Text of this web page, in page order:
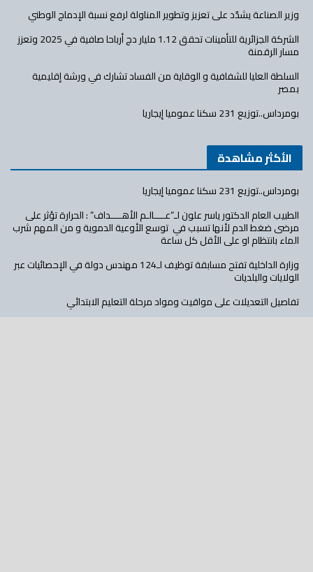
وزير الصناعة يشدّد على تعزيز وتطوير المناولة لرفع نسبة الإدماج الوطني
الشركة الجزائرية للتأمينات تحقق 1.12 مليار دج أرباحا صافية في 2025 وتعزز
مسار الرقمنة
السلطة العليا للشفافية و الوقاية من الفساد تشارك في ورشة إقليمية
بمصر
بومرداس..توزيع 231 سكنا عموميا إيجاريا
الأكثر مشاهدة
بومرداس..توزيع 231 سكنا عموميا إيجاريا
الطبيب العام الدكتور ياسر علون لـ”عــــالـم الأهــــداف” : الحرارة تؤثر على
مرضى ضغط الدم لأنها تسبب في توسع الأوعية الدموية و من المهم شرب
الماء بانتظام او على الأقل كل ساعة
وزارة الداخلية تفتح مسابقة توظيف لـ124 مهندس دولة في الإحصائيات عبر
الولايات والبلديات
تفاصيل التعديلات على مواقيت ومواد مرحلة التعليم الابتدائي